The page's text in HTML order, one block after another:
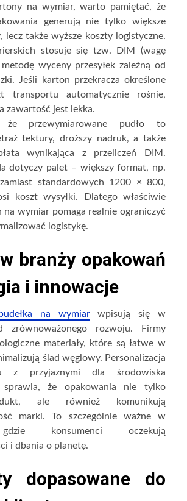
na wymiar, warto pamiętać, że
generują nie tylko większe
lecz także wyższe koszty logistyczne.
stosuje się tzw. DIM (wagę
wyceny przesyłek zależną od
Jeśli karton przekracza określone
transportu automatycznie rośnie,
zawartość jest lekka.
przewymiarowane pudło to
tektury, droższy nadruk, a także
wynikająca z przeliczeń DIM.
dotyczy palet – większy format, np.
standardowych 1200 × 800,
koszt wysyłki. Dlatego właściwie
wymiar pomaga realnie ograniczyć
logistykę.
branży opakowań
i innowacje
na wymiarwpisują się w
zrównoważonego rozwoju. Firmy
materiały, które są łatwe w
ślad węglowy. Personalizacja
z przyjaznymi dla środowiska
sprawia, że opakowania nie tylko
ale również komunikują
marki. To szczególnie ważne w
konsumenci oczekują
i dbania o planetę.
dopasowane do